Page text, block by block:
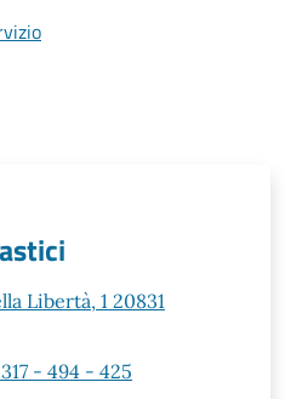
Libertà, 1 20831
- 494 - 425